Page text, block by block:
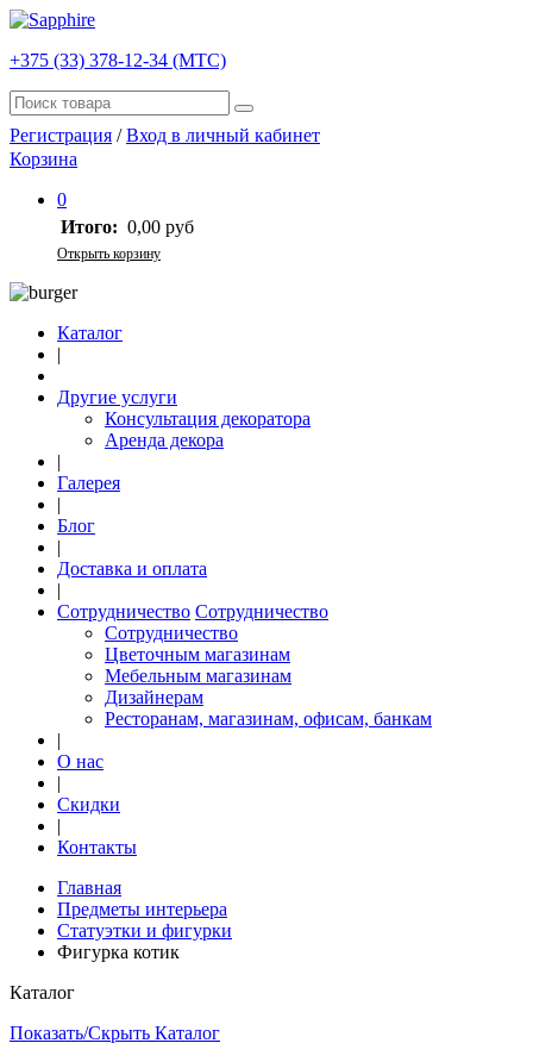
+375 (33) 378-12-34 (МТС)
Регистрация /Вход в личный кабинет
Корзина
0
Итого: 0,00 руб
Открыть корзину
Каталог
|
Другие услуги
Консультация декоратора
Аренда декора
|
Галерея
|
Блог
|
Доставка и оплата
|
Сотрудничество Сотрудничество
Сотрудничество
Цветочным магазинам
Мебельным магазинам
Дизайнерам
Ресторанам, магазинам, офисам, банкам
|
О нас
|
Скидки
|
Контакты
Главная
Предметы интерьера
Статуэтки и фигурки
Фигурка котик
Каталог
Показать/Скрыть Каталог